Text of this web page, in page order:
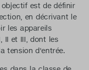
est de définir
en décrivant le
les appareils
II et III, dont les
tension d'entrée.